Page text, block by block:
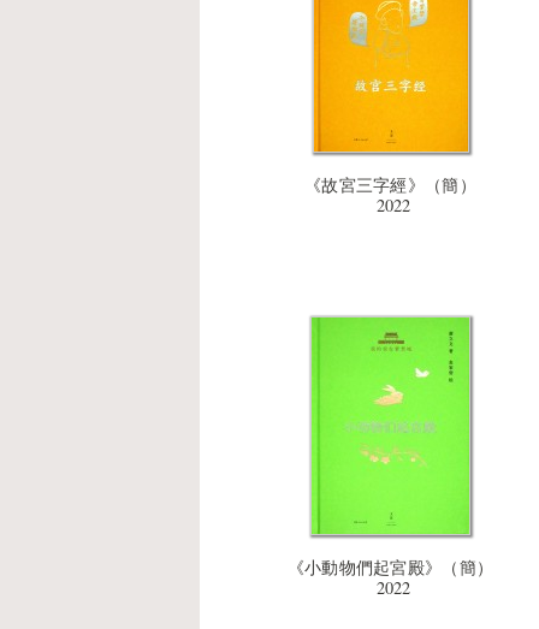
《故宮三字經》（簡）
2022
《小動物們起宮殿》（簡）
2022